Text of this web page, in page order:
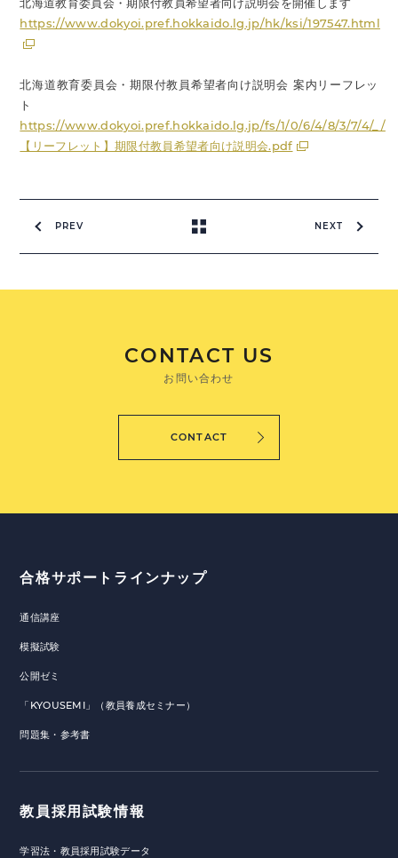
https://www.dokyoi.pref.hokkaido.lg.jp/hk/ksi/197547.html
北海道教育委員会・期限付教員希望者向け説明会 案内リーフレッ
ト
https://www.dokyoi.pref.hokkaido.lg.jp/fs/1/0/6/4/8/3/7/4/_/
【リーフレット】期限付教員希望者向け説明会.pdf
PREV NEXT
CONTACT US
お問い合わせ
CONTACT
合格サポートラインナップ
通信講座
模擬試験
公開ゼミ
「KYOUSEMI」（教員養成セミナー）
問題集・参考書
教員採用試験情報
学習法・教員採用試験データ